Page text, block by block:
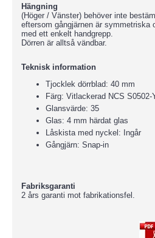
Hängning
(Höger / Vänster) behöver inte
eftersom gångjärnen är symmetriska
med ett enkelt handgrepp.
Dörren är alltså vändbar.
Teknisk information
Tjocklek dörrblad: 40 mm
Färg: Vitlackerad NCS S0502-
Glansvärde: 35
Glas: 4 mm härdat glas
Låskista med nyckel: Ingår
Gångjärn: Snap-in
Fabriksgaranti
2 års garanti mot fabrikationsfel.